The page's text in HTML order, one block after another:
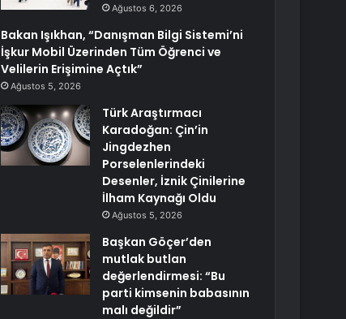
Ağustos 6, 2026
Bakan Işıkhan, “Danışman Bilgi Sistemi’ni
İşkur Mobil Üzerinden Tüm Öğrenci ve
Velilerin Erişimine Açtık”
Ağustos 5, 2026
Türk Araştırmacı
Karadoğan: Çin’in
Jingdezhen
Porselenlerindeki
Desenler, İznik Çinilerine
İlham Kaynağı Oldu
Ağustos 5, 2026
Başkan Göçer’den
mutlak butlan
değerlendirmesi: “Bu
parti kimsenin babasının
malı değildir”